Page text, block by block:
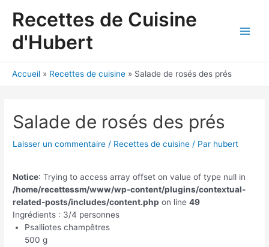
Recettes de Cuisine
d'Hubert
Accueil Recettes de cuisine Salade de rosés des prés
Salade de rosés des prés
Laisser un commentaire / Recettes de cuisine / Par hubert
Notice: Trying to access array offset on value of type null in
/home/recettessm/www/wp-content/plugins/contextual-
related-posts/includes/content.php on line49
Ingrédients : 3/4 personnes
Psalliotes champêtres
500 g